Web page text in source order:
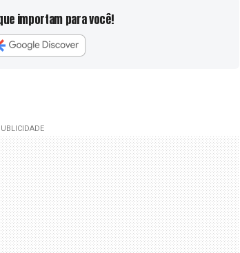
importam para você!